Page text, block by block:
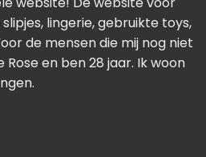
lingerie, gebruikte toys,
de mensen die mij nog niet
Rose en ben 28 jaar. Ik woon